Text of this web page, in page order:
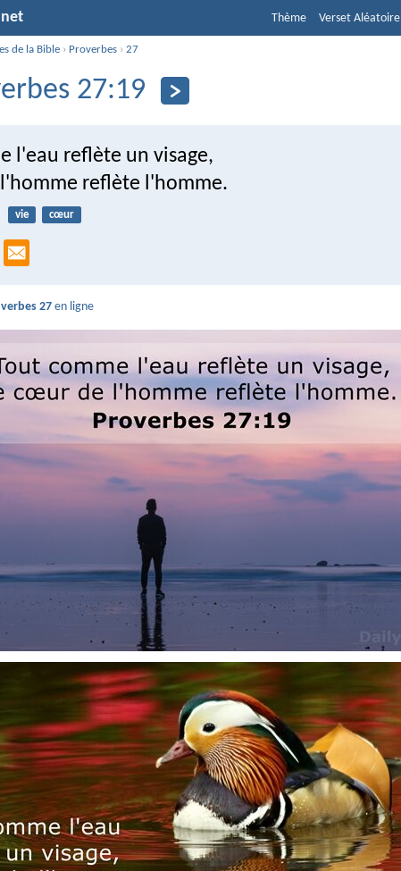
Thème Verset Aléatoire
de la Bible › Proverbes ›27
27:19
l'eau reflète un visage,
reflète l'homme.
vie cœur
27 en ligne